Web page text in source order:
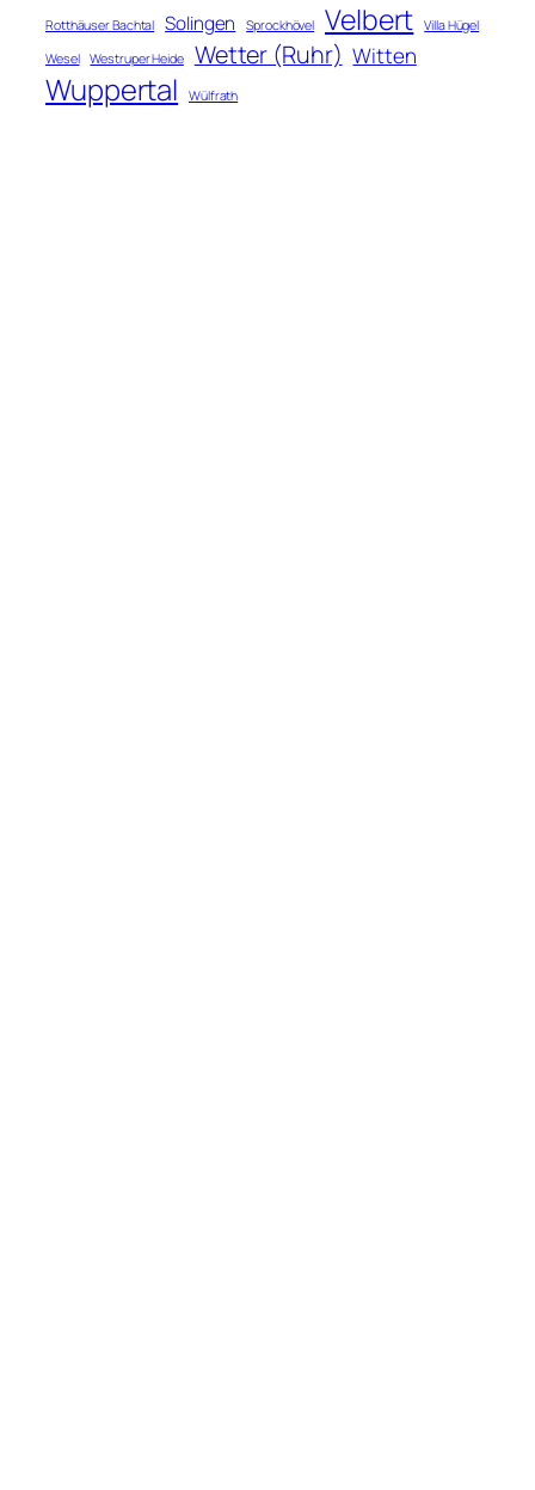
Rotthäuser Bachtal Solingen Sprockhövel Velbert
Villa Hügel
Wesel
Westruper Heide Wetter (Ruhr) Witten
Wuppertal Wülfrath